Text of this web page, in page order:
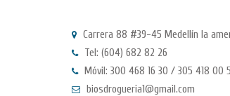
Carrera 88 #39-45 Medellín la
Tel: (604) 682 82 26
Móvil: 300 468 16 30 / 305 418 00
biosdrogueria1@gmail.com